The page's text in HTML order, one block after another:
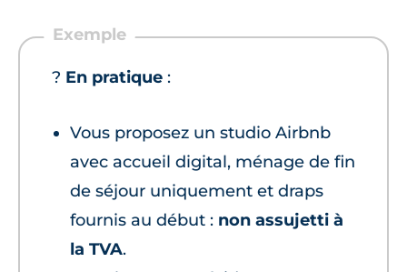
? En pratique :
Vous proposez un studio Airbnb
avec accueil digital, ménage de fin
de séjour uniquement et draps
fournis au début : non assujetti à
la TVA.